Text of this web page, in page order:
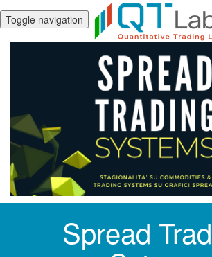
Toggle navigation
Spread